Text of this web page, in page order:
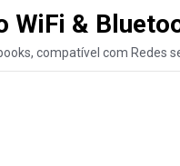
WiFi &
compatível com Redes